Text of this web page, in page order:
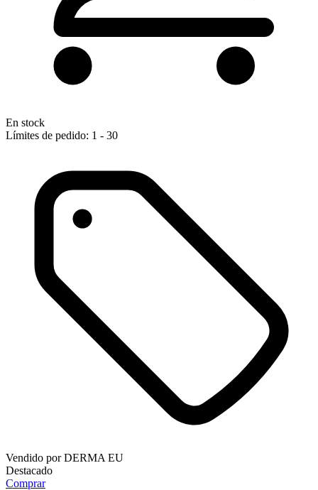
En stock
Límites de pedido: 1 - 30
Vendido porDERMA EU
Destacado
Comprar